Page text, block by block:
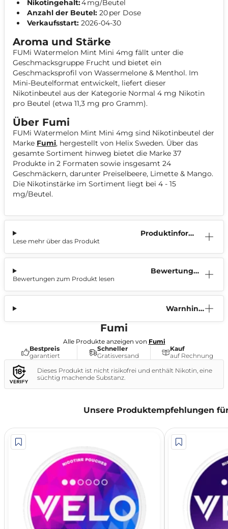
Nikotingehalt:4 mg/Beutel
Anzahl der Beutel: 20 per Dose
Verkaufsstart: 2026-04-30
Aroma und Stärke
FUMi Watermelon Mint Mini 4mg fällt unter die
Geschmacksgruppe Frucht und bietet ein
Geschmacksprofil von Wassermelone & Menthol. Im
Mini-Beutelformat entwickelt, liefert dieser
Nikotinbeutel aus der Kategorie Normal 4 mg Nikotin
pro Beutel (etwa 11,3 mg pro Gramm).
Über Fumi
FUMi Watermelon Mint Mini 4mg sind Nikotinbeutel der
Marke Fumi, hergestellt von Helix Sweden. Über das
gesamte Sortiment hinweg bietet die Marke 37
Produkte in 2 Formaten sowie insgesamt 24
Geschmäckern, darunter Preiselbeere, Limette & Mango.
Die Nikotinstärke im Sortiment liegt bei 4 - 15
mg/Beutel.
Produktinform
Lese mehr über das Produkt
Bewertunge
Bewertungen zum Produkt lesen
Warnhinw
Fumi
Alle Produkte anzeigen von Fumi
Bestpreis
garantiert
Schneller
Gratisversand
Kauf
auf Rechnung
Dieses Produkt ist nicht risikofrei und enthält Nikotin, eine
süchtig machende Substanz.
Unsere Produktempfehlungen